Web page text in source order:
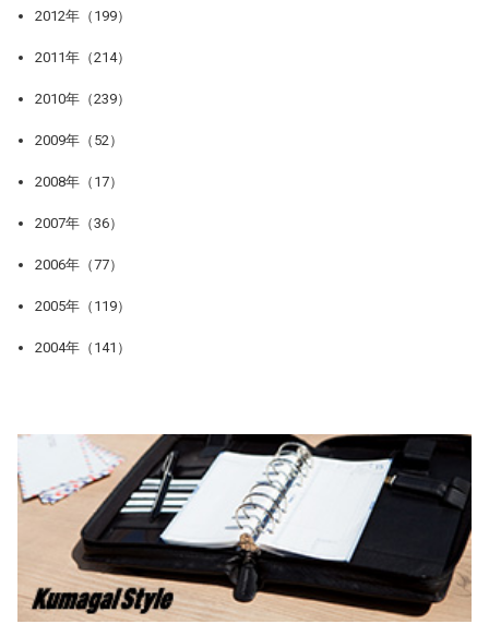
2012年（199）
2011年（214）
2010年（239）
2009年（52）
2008年（17）
2007年（36）
2006年（77）
2005年（119）
2004年（141）